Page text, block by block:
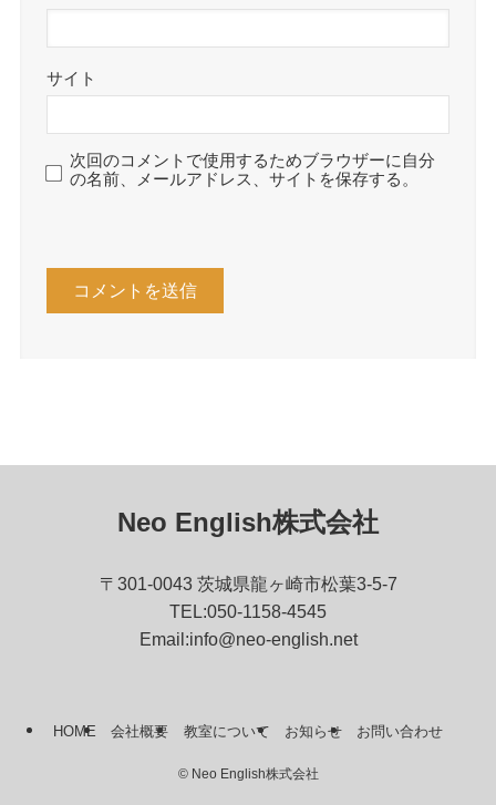
サイト
次回のコメントで使用するためブラウザーに自分
の名前、メールアドレス、サイトを保存する。
Neo English株式会社
〒301-0043 茨城県龍ヶ崎市松葉3-5-7
TEL:050-1158-4545
Email:info@neo-english.net
HOME 会社概要 教室について お知らせ お問い合わせ
©Neo English株式会社